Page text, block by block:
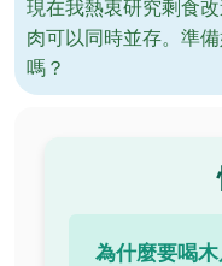
現在我熱衷研究剩食
肉可以同時並存。準
嗎？
為什麼要喝